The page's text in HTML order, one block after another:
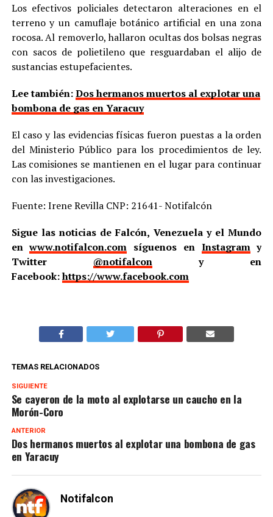
Los efectivos policiales detectaron alteraciones en el
terreno y un camuflaje botánico artificial en una zona
rocosa. Al removerlo, hallaron ocultas dos bolsas negras
con sacos de polietileno que resguardaban el alijo de
sustancias estupefacientes.
Lee también:Dos hermanos muertos al explotar una
bombona de gas en Yaracuy
El caso y las evidencias físicas fueron puestas a la orden
del Ministerio Público para los procedimientos de ley.
Las comisiones se mantienen en el lugar para continuar
con las investigaciones.
Fuente: Irene Revilla CNP: 21641- Notifalcón
Sigue las noticias de Falcón, Venezuela y el Mundo
enwww.notifalcon.com síguenos en Instagramy
Twitter @notifalcony en
Facebook:https://www.facebook.com
TEMAS RELACIONADOS
SIGUIENTE
Se cayeron de la moto al explotarse un caucho en la
Morón-Coro
ANTERIOR
Dos hermanos muertos al explotar una bombona de gas
en Yaracuy
Notifalcon